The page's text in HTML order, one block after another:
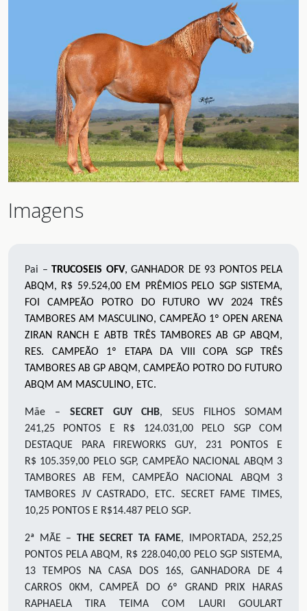
Imagens
Pai – TRUCOSEIS OFV, GANHADOR DE 93 PONTOS PELA
ABQM, R$ 59.524,00 EM PRÊMIOS PELO SGP SISTEMA,
FOI CAMPEÃO POTRO DO FUTURO WV 2024 TRÊS
TAMBORES AM MASCULINO, CAMPEÃO 1º OPEN ARENA
ZIRAN RANCH E ABTB TRÊS TAMBORES AB GP ABQM,
RES. CAMPEÃO 1º ETAPA DA VIII COPA SGP TRÊS
TAMBORES AB GP ABQM, CAMPEÃO POTRO DO FUTURO
ABQM AM MASCULINO, ETC.
Mãe – SECRET GUY CHB,SEUS FILHOS SOMAM
241,25 PONTOS E R$
124.031,00 PELO SGP COM
DESTAQUE PARA
FIREWORKS GUY, 231PONTOS E
R$ 105.359,00 PELO SGP, CAMPEÃO NACIONAL ABQM 3
TAMBORES AB FEM, CAMPEÃO NACIONAL ABQM 3
TAMBORES JV CASTRADO, ETC. SECRET FAME TIMES,
10,25 PONTOS E R$14.487 PELO SGP.
2ª MÃE – THE SECRET TA FAME, IMPORTADA, 252,25
PONTOS PELA ABQM, R$ 228.040,00 PELO SGP SISTEMA,
13 TEMPOS NA CASA DOS 16S, GANHADORA DE 4
CARROS 0KM, CAMPEÃ DO 6º GRAND PRIX HARAS
RAPHAELA TIRA TEIMA COM LAURI GOULART